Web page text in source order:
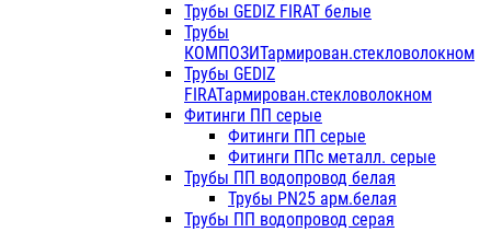
Трубы GEDIZ FIRAT белые
Трубы
КОМПОЗИТармирован.стекловолокном
Трубы GEDIZ
FIRATармирован.стекловолокном
Фитинги ПП серые
Фитинги ПП серые
Фитинги ППс металл. серые
Трубы ПП водопровод белая
Трубы PN25 арм.белая
Трубы ПП водопровод серая